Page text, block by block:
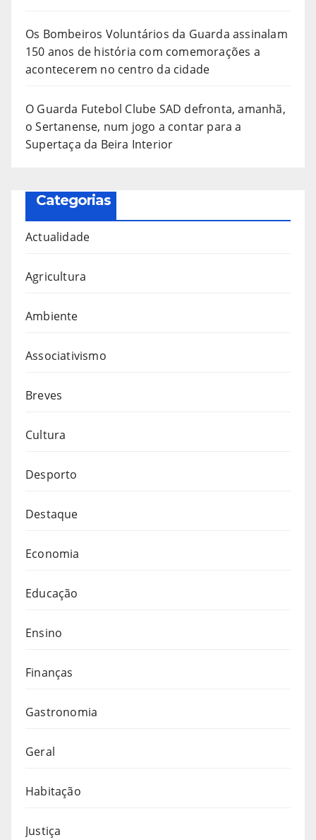
Os Bombeiros Voluntários da Guarda assinalam
150 anos de história com comemorações a
acontecerem no centro da cidade
O Guarda Futebol Clube SAD defronta, amanhã,
o Sertanense, num jogo a contar para a
Supertaça da Beira Interior
Categorias
Actualidade
Agricultura
Ambiente
Associativismo
Breves
Cultura
Desporto
Destaque
Economia
Educação
Ensino
Finanças
Gastronomia
Geral
Habitação
Justiça